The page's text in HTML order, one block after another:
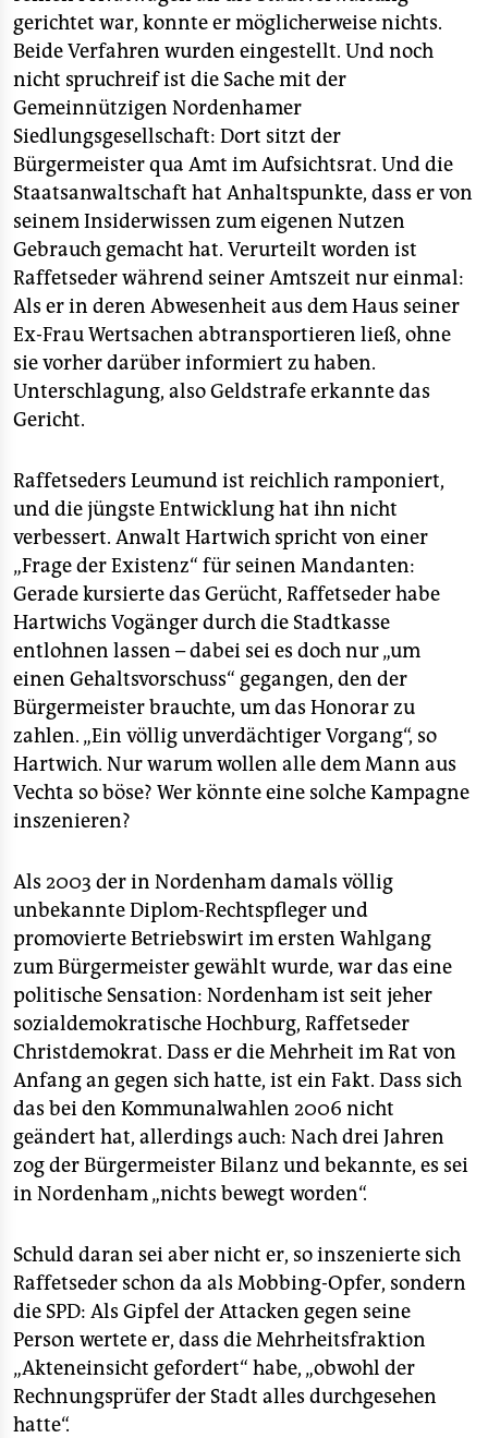
gerichtet war, konnte er möglicherweise nichts.
Beide Verfahren wurden eingestellt. Und noch
nicht spruchreif ist die Sache mit der
Gemeinnützigen Nordenhamer
Siedlungsgesellschaft: Dort sitzt der
Bürgermeister qua Amt im Aufsichtsrat. Und die
Staatsanwaltschaft hat Anhaltspunkte, dass er von
seinem Insiderwissen zum eigenen Nutzen
Gebrauch gemacht hat. Verurteilt worden ist
Raffetseder während seiner Amtszeit nur einmal:
Als er in deren Abwesenheit aus dem Haus seiner
Ex-Frau Wertsachen abtransportieren ließ, ohne
sie vorher darüber informiert zu haben.
Unterschlagung, also Geldstrafe erkannte das
Gericht.
Raffetseders Leumund ist reichlich ramponiert,
und die jüngste Entwicklung hat ihn nicht
verbessert. Anwalt Hartwich spricht von einer
„Frage der Existenz“ für seinen Mandanten:
Gerade kursierte das Gerücht, Raffetseder habe
Hartwichs Vogänger durch die Stadtkasse
entlohnen lassen – dabei sei es doch nur „um
einen Gehaltsvorschuss“ gegangen, den der
Bürgermeister brauchte, um das Honorar zu
zahlen. „Ein völlig unverdächtiger Vorgang“, so
Hartwich. Nur warum wollen alle dem Mann aus
Vechta so böse? Wer könnte eine solche Kampagne
inszenieren?
Als 2003 der in Nordenham damals völlig
unbekannte Diplom-Rechtspfleger und
promovierte Betriebswirt im ersten Wahlgang
zum Bürgermeister gewählt wurde, war das eine
politische Sensation: Nordenham ist seit jeher
sozialdemokratische Hochburg, Raffetseder
Christdemokrat. Dass er die Mehrheit im Rat von
Anfang an gegen sich hatte, ist ein Fakt. Dass sich
das bei den Kommunalwahlen 2006 nicht
geändert hat, allerdings auch: Nach drei Jahren
zog der Bürgermeister Bilanz und bekannte, es sei
in Nordenham „nichts bewegt worden“.
Schuld daran sei aber nicht er, so inszenierte sich
Raffetseder schon da als Mobbing-Opfer, sondern
die SPD: Als Gipfel der Attacken gegen seine
Person wertete er, dass die Mehrheitsfraktion
„Akteneinsicht gefordert“ habe, „obwohl der
Rechnungsprüfer der Stadt alles durchgesehen
hatte“.